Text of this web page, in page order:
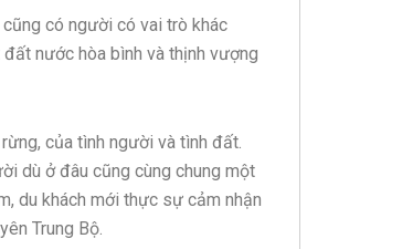
có người có vai trò khác
nước hòa bình và thịnh vượng
của tình người và tình đất.
dù ở đâu cũng cùng chung một
du khách mới thực sự cảm nhận
Trung Bộ.